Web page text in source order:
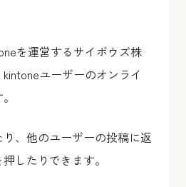
を運営するサイボウズ株
ユーザーのオンライ
、他のユーザーの投稿に返
したりできます。